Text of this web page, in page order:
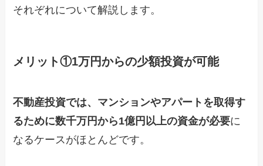
それぞれについて解説します。
メリット①1万円からの少額投資が可能
不動産投資では、マンションやアパートを取得す
るために数千万円から1億円以上の資金が必要に
なるケースがほとんどです。